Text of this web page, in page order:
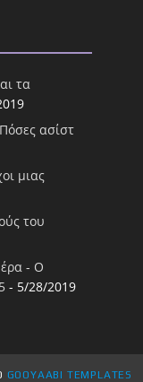
τα
ασίστ
μιας
του
- Ο
- 5/28/2019
GOOYAABI TEMPLATES